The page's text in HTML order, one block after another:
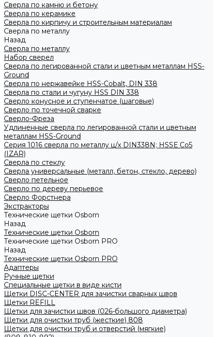
Сверла по камню и бетону
Сверла по керамике
Сверла по кирпичу и строительным материалам
Сверла по металлу
Назад
Сверла по металлу
Набор сверел
Сверла по легированной стали и цветным металлам HSS-
Ground
Сверла по нержавейке HSS-Cobalt, DIN 338
Сверла по стали и чугуну HSS DIN 338
Сверло конусное и ступенчатое (шаговые)
Сверло по точечной сварке
Сверло-Фреза
Удлиненные сверла по легированной стали и цветным
металлам HSS-Ground
Серия 1016 сверла по металлу ц/х DIN338N; HSSЕ Со5
(IZAR)
Сверла по стеклу
Сверла универсальные (металл, бетон, стекло, дерево)
Сверло петельное
Сверло по дереву перьевое
Сверло Форстнера
Экстракторы
Технические щетки Osborn
Назад
Технические щетки Osborn
Технические щетки Osborn PRO
Назад
Технические щетки Osborn PRO
Адаптеры
Ручные щетки
Специальные щетки в виде кисти
Щетки DISC-CENTER для зачистки сварных швов
Щетки REFILL
Щетки для зачистки швов (026-большого диаметра)
Щетки для очистки труб (жесткие) 808
Щетки для очистки труб и отверстий (мягкие)